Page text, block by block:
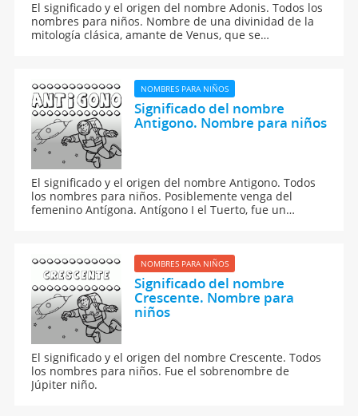
El significado y el origen del nombre Adonis. Todos los
nombres para niños. Nombre de una divinidad de la
mitología clásica, amante de Venus, que se
NOMBRES PARA NIÑOS
Significado del nombre
Antigono. Nombre para niños
El significado y el origen del nombre Antigono. Todos
los nombres para niños. Posiblemente venga del
femenino Antígona. Antígono I el Tuerto, fue un
NOMBRES PARA NIÑOS
Significado del nombre
Crescente. Nombre para
niños
El significado y el origen del nombre Crescente. Todos
los nombres para niños. Fue el sobrenombre de
Júpiter niño.